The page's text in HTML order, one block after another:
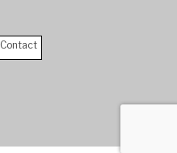
Contact